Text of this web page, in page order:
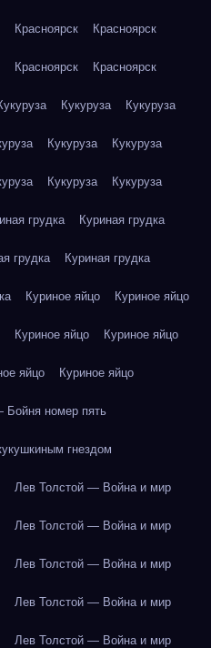
Красноярск Красноярск
Красноярск Красноярск
Кукуруза Кукуруза
Кукуруза Кукуруза
Кукуруза Кукуруза
грудка Куриная грудка
грудка Куриная грудка
Куриное яйцо Куриное яйцо
Куриное яйцо Куриное яйцо
яйцо Куриное яйцо
Бойня номер пять
гнездом
Лев Толстой — Война и мир
Лев Толстой — Война и мир
Лев Толстой — Война и мир
Лев Толстой — Война и мир
Лев Толстой — Война и мир